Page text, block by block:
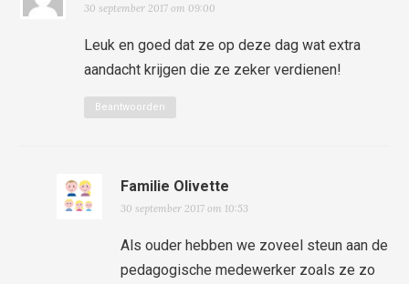
30 september 2017 om 09:00
Leuk en goed dat ze op deze dag wat extra
aandacht krijgen die ze zeker verdienen!
Beantwoorden
Familie Olivette
30 september 2017 om 10:53
Als ouder hebben we zoveel steun aan de
pedagogische medewerker zoals ze zo